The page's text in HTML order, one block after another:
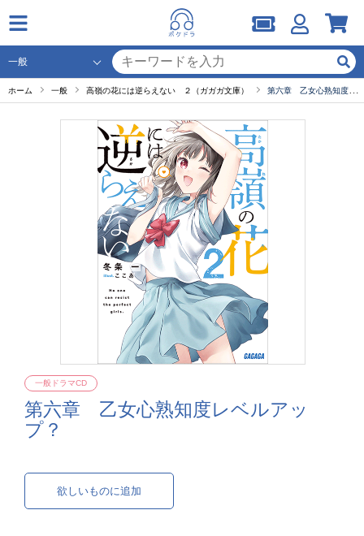
ホーム 一般 高嶺の花には逆らえない ２（ガガガ文庫） 第六章 乙女心熟知度レベルアップ？
第六章 乙女心熟知度レベルアッ
プ？
一般ドラマCD
欲しいものに追加